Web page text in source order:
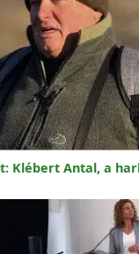
Klébert Antal, a